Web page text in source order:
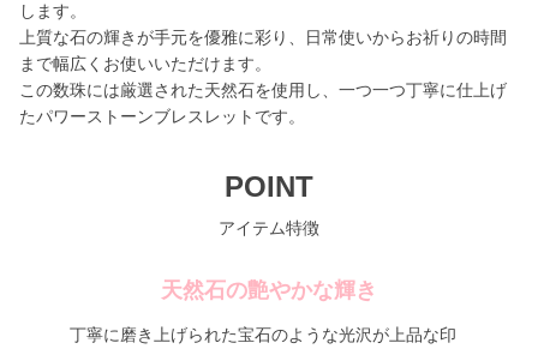
します。
上質な石の輝きが手元を優雅に彩り、日常使いからお祈りの時間
まで幅広くお使いいただけます。
この数珠には厳選された天然石を使用し、一つ一つ丁寧に仕上げ
たパワーストーンブレスレットです。
POINT
アイテム特徴
天然石の艶やかな輝き
丁寧に磨き上げられた宝石のような光沢が上品な印